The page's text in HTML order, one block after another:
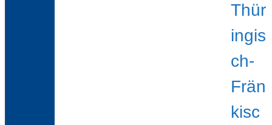
Thür
ingis
ch-
Frän
kisc